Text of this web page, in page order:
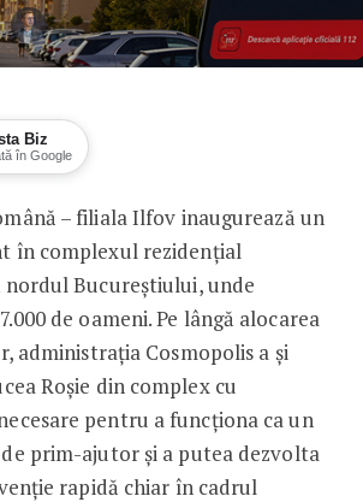
Biz
în Google
deschide sediu și
– filiala Ilfov inaugurează un
în complexul rezidențial
nordul Bucureștiului, unde
de oameni. Pe lângă alocarea
administrația Cosmopolis a și
Roșie din complex cu
pentru a funcționa ca un
prim-ajutor și a putea dezvolta
rapidă chiar în cadrul